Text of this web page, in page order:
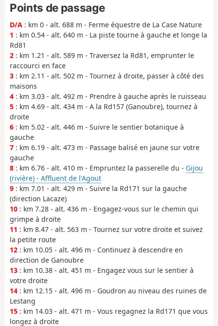
Points de passage
D/A : km 0 - alt. 688 m - Ferme équestre de La Case Nature
1 : km 0.54 - alt. 640 m - La piste tourne à gauche et longe la
Rd81
2 : km 1.21 - alt. 589 m - Traversez la Rd81, emprunter le
raccourci en face
3 : km 2.11 - alt. 502 m - Tournez à droite, passer à côté des
maisons
4 : km 3.03 - alt. 492 m - Prendre à gauche après le ruisseau
5 : km 4.69 - alt. 434 m - A la Rd157 (Ganoubre), tournez à
droite
6 : km 5.02 - alt. 446 m - Suivre le sentier botanique à
gauche
7 : km 6.19 - alt. 473 m - Passage balisé en jaune sur votre
gauche
8 : km 6.76 - alt. 410 m - Empruntez la passerelle du - Gijou
(rivière) - Affluent de l'Agout
9 : km 7.01 - alt. 429 m - Suivre la Rd171 sur la gauche
(direction Lacaze)
10 : km 7.28 - alt. 436 m - Engagez-vous sur le chemin qui
grimpe à droite
11 : km 8.47 - alt. 563 m - Tournez sur votre droite et suivez
la petite route
12 : km 10.05 - alt. 496 m - Continuez à descendre en
direction de Ganoubre
13 : km 10.38 - alt. 451 m - Engagez vous sur le sentier à
votre droite
14 : km 12.15 - alt. 496 m - Goudron au niveau des ruines de
Lestang
15 : km 14.03 - alt. 471 m - Vous regagnez la Rd171 que vous
longez à droite